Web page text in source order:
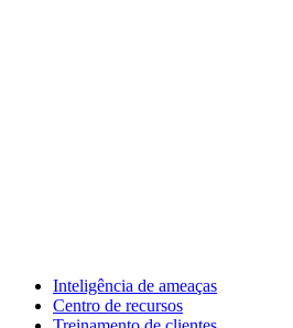
Inteligência de ameaças
Centro de recursos